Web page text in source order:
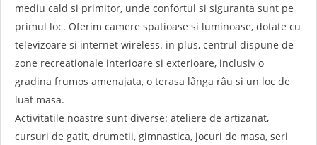
mediu cald si primitor, unde confortul si siguranta sunt pe
primul loc. Oferim camere spatioase si luminoase, dotate cu
televizoare si internet wireless. in plus, centrul dispune de
zone recreationale interioare si exterioare, inclusiv o
gradina frumos amenajata, o terasa lânga râu si un loc de
luat masa.
Activitatile noastre sunt diverse: ateliere de artizanat,
cursuri de gatit, drumetii, gimnastica, jocuri de masa, seri